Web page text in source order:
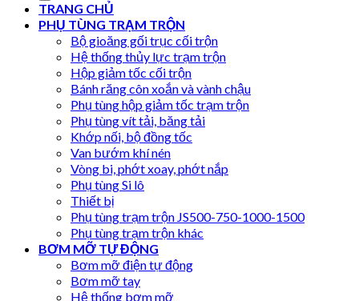
TRANG CHỦ
PHỤ TÙNG TRẠM TRỘN
Bộ gioăng gối trục cối trộn
Hệ thống thủy lực trạm trộn
Hộp giảm tốc cối trộn
Bánh răng côn xoắn và vành chậu
Phụ tùng hộp giảm tốc trạm trộn
Phụ tùng vít tải, băng tải
Khớp nối, bộ đồng tốc
Van bướm khí nén
Vòng bi, phớt xoay, phớt nắp
Phụ tùng Si lô
Thiết bị
Phụ tùng trạm trộn JS500-750-1000-1500
Phụ tùng trạm trộn khác
BƠM MỠ TỰ ĐỘNG
Bơm mỡ điện tự động
Bơm mỡ tay
Hệ thống bơm mỡ